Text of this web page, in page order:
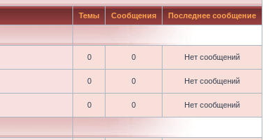
Темы Сообщения Последнее сообщение
0 0 Нет сообщений
0 0 Нет сообщений
0 0 Нет сообщений